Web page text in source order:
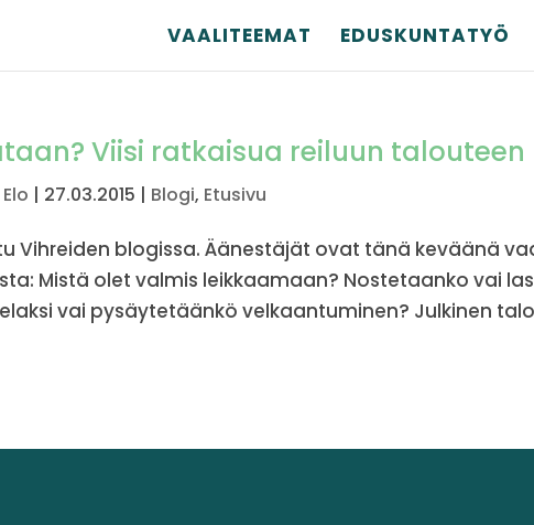
VAALITEEMAT EDUSKUNTATYÖ
Viisi ratkaisua reiluun talouteen
| 27.03.2015 | Blogi, Etusivu
Vihreiden blogissa. Äänestäjät ovat tänä keväänä
Mistä olet valmis leikkaamaan? Nostetaanko vai
vai pysäytetäänkö velkaantuminen? Julkinen